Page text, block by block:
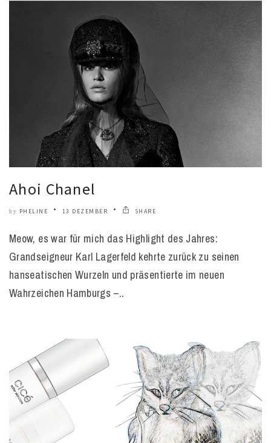
Ahoi Chanel
by PHELINE 13 DEZEMBER SHARE
Meow, es war für mich das Highlight des Jahres:
Grandseigneur Karl Lagerfeld kehrte zurück zu seinen
hanseatischen Wurzeln und präsentierte im neuen
Wahrzeichen Hamburgs –..